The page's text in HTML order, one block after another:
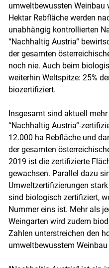
Skip to
umweltbewussten Weinbau
Hektar Rebfläche werden
unabhängig kontrollierten
“Nachhaltig Austria“
der gesamten
noch nie. Auch beim
weiterhin Weltspitze: 25%
biozertifiziert.
Insgesamt sind aktuell
“Nachhaltig Austria“-
12.000 ha Rebfläche und
der gesamten
2019 ist die zertifizierte
gewachsen. Parallel dazu
Umweltzertifizierungen
sind biologisch zertifiziert,
Nummer eins ist. Mehr als
Weingarten wird zudem
Zahlen unterstreichen den
umweltbewusstem Weinbau